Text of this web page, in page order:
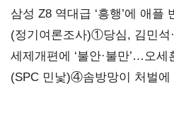
삼성 Z8 역대급 ‘흥행’에 애플
대전’
(정기여론조사)①당심, 김민석
지지도 '50% 아래로'(종합)
세제개편에 ‘불안·불만’…오세
힘들어질 것"
(SPC 민낯)④솜방망이 처벌에